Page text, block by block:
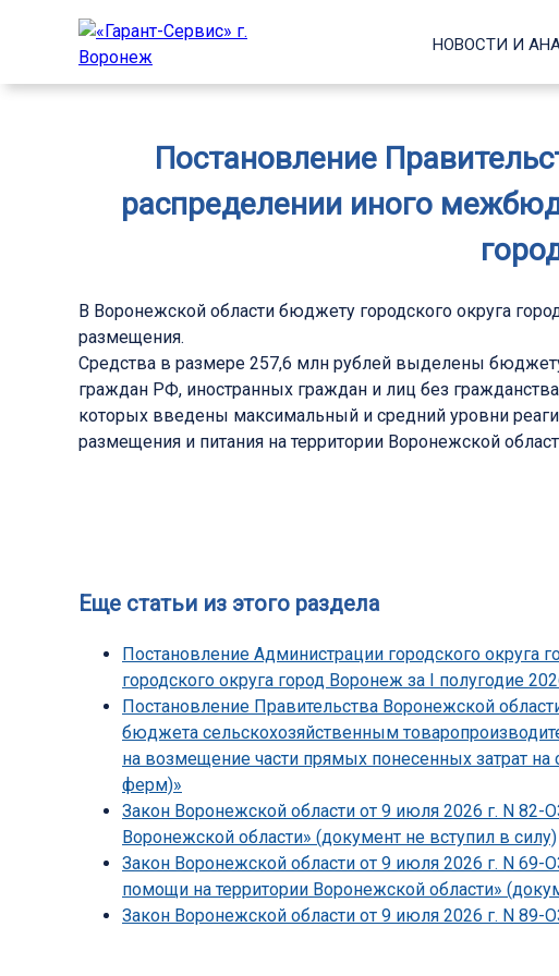
НОВОСТИ И
Постановление
распределении иного
В Воронежской области бюджету городского округа
размещения.
Средства в размере 257,6 млн рублей выделены
граждан РФ, иностранных граждан и лиц без
которых введены максимальный и средний уровни
размещения и питания на территории Воронежской
Еще статьи из этого раздела
Постановление Администрации городского
городского округа город Воронеж за I полугодие
Постановление Правительства Воронежской
бюджета сельскохозяйственным
на возмещение части прямых понесенных затрат
ферм)»
Закон Воронежской области от 9 июля 2026 г. N
Воронежской области» (документ не вступил в силу)
Закон Воронежской области от 9 июля 2026 г. N
помощи на территории Воронежской области»
Закон Воронежской области от 9 июля 2026 г. N 89-